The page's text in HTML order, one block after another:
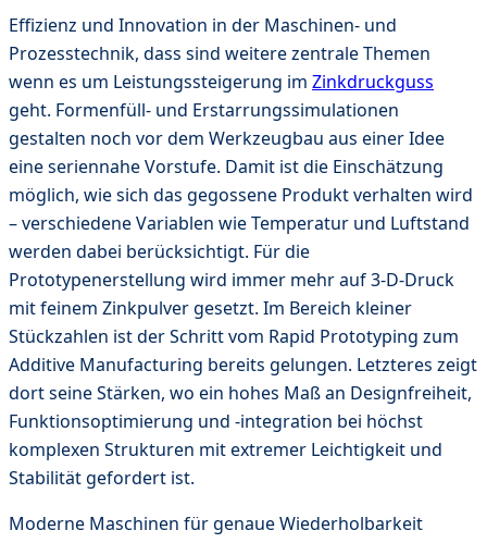
Effizienz und Innovation in der Maschinen- und
Prozesstechnik, dass sind weitere zentrale Themen
wenn es um Leistungssteigerung im Zinkdruckguss
geht. Formenfüll- und Erstarrungssimulationen
gestalten noch vor dem Werkzeugbau aus einer Idee
eine seriennahe Vorstufe. Damit ist die Einschätzung
möglich, wie sich das gegossene Produkt verhalten wird
– verschiedene Variablen wie Temperatur und Luftstand
werden dabei berücksichtigt. Für die
Prototypenerstellung wird immer mehr auf 3-D-Druck
mit feinem Zinkpulver gesetzt. Im Bereich kleiner
Stückzahlen ist der Schritt vom Rapid Prototyping zum
Additive Manufacturing bereits gelungen. Letzteres zeigt
dort seine Stärken, wo ein hohes Maß an Designfreiheit,
Funktionsoptimierung und -integration bei höchst
komplexen Strukturen mit extremer Leichtigkeit und
Stabilität gefordert ist.
Moderne Maschinen für genaue Wiederholbarkeit